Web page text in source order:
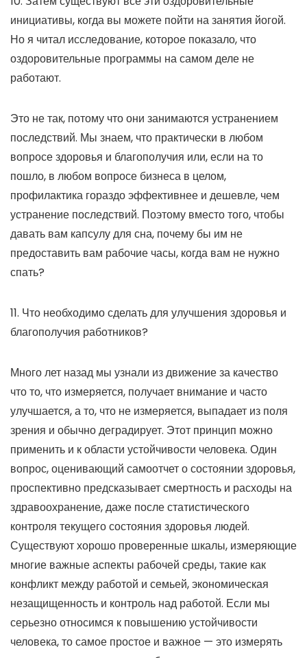
инициативы, когда вы можете пойти на занятия йогой.
Но я читал исследование, которое показало, что
оздоровительные программы на самом деле не
работают.
Это не так, потому что они занимаются устранением
последствий. Мы знаем, что практически в любом
вопросе здоровья и благополучия или, если на то
пошло, в любом вопросе бизнеса в целом,
профилактика гораздо эффективнее и дешевле, чем
устранение последствий. Поэтому вместо того, чтобы
давать вам капсулу для сна, почему бы им не
предоставить вам рабочие часы, когда вам не нужно
спать?
11. Что необходимо сделать для улучшения здоровья и
благополучия работников?
Много лет назад мы узнали из движение за качество
что то, что измеряется, получает внимание и часто
улучшается, а то, что не измеряется, выпадает из поля
зрения и обычно деградирует. Этот принцип можно
применить и к области устойчивости человека. Один
вопрос, оценивающий самоотчет о состоянии здоровья,
проспективно предсказывает смертность и расходы на
здравоохранение, даже после статистического
контроля текущего состояния здоровья людей.
Существуют хорошо проверенные шкалы, измеряющие
многие важные аспекты рабочей среды, такие как
конфликт между работой и семьей, экономическая
незащищенность и контроль над работой. Если мы
серьезно относимся к повышению устойчивости
человека, то самое простое и важное — это измерять